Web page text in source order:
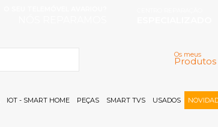
Os meus
Produtos
IOT - SMART HOME PEÇAS SMART TVS USADOS